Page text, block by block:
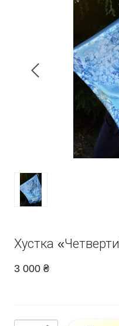
Хустка
3 000 ₴